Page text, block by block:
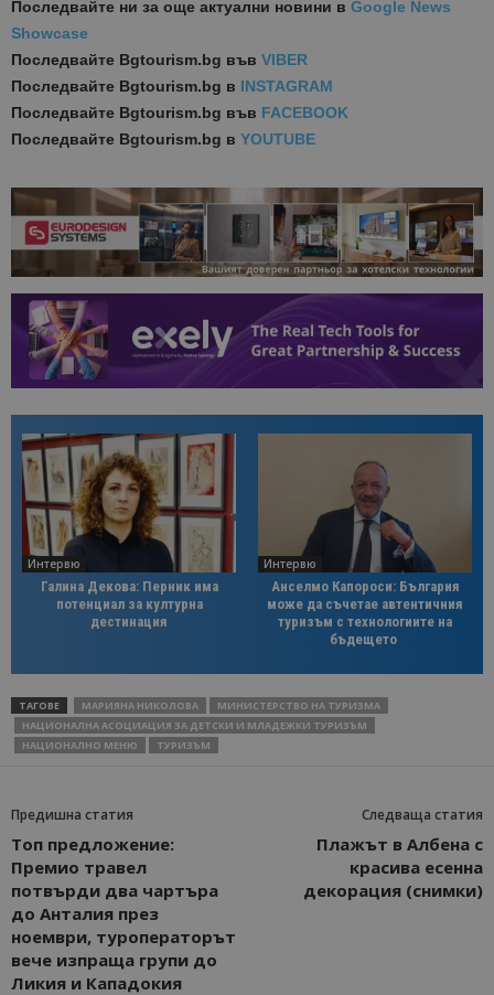
Последвайте ни за още актуални новини в Google News
Showcase
Последвайте Bgtourism.bg във VIBER
Последвайте Bgtourism.bg в INSTAGRAM
Последвайте Bgtourism.bg във FACEBOOK
Последвайте Bgtourism.bg в YOUTUBE
Интервю
Галина Декова: Перник има
потенциал за културна
дестинация
Интервю
Анселмо Капороси: България
може да съчетае автентичния
туризъм с технологиите на
бъдещето
ТАГОВЕ МАРИЯНА НИКОЛОВА
МИНИСТЕРСТВО НА ТУРИЗМА
НАЦИОНАЛНА АСОЦИАЦИЯ ЗА ДЕТСКИ И МЛАДЕЖКИ ТУРИЗЪМ
НАЦИОНАЛНО МЕНЮ
ТУРИЗЪМ
Предишна статия
Топ предложение:
Премио травел
потвърди два чартъра
до Анталия през
ноември, туроператорът
вече изпраща групи до
Ликия и Кападокия
Следваща статия
Плажът в Албена с
красива есенна
декорация (снимки)